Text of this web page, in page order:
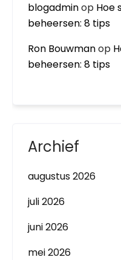
blogadminop Hoe
beheersen: 8 tips
Ron Bouwmanop
beheersen: 8 tips
Archief
augustus 2026
juli 2026
juni 2026
mei 2026